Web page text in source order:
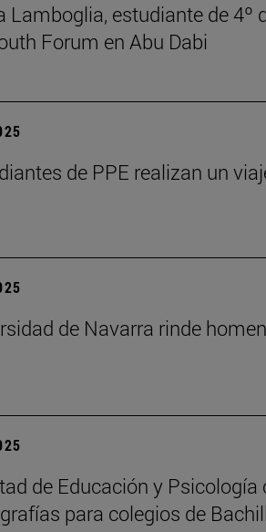
Lamboglia, estudiante de 4º
Forum en Abu Dabi
de PPE realizan un
de Navarra rinde
de Educación y Psicología
para colegios de